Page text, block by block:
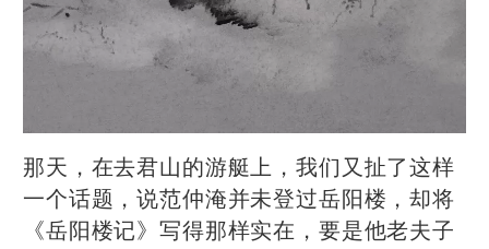
那天，在去君山的游艇上，我们又扯了这样
一个话题，说范仲淹并未登过岳阳楼，却将
《岳阳楼记》写得那样实在，要是他老夫子